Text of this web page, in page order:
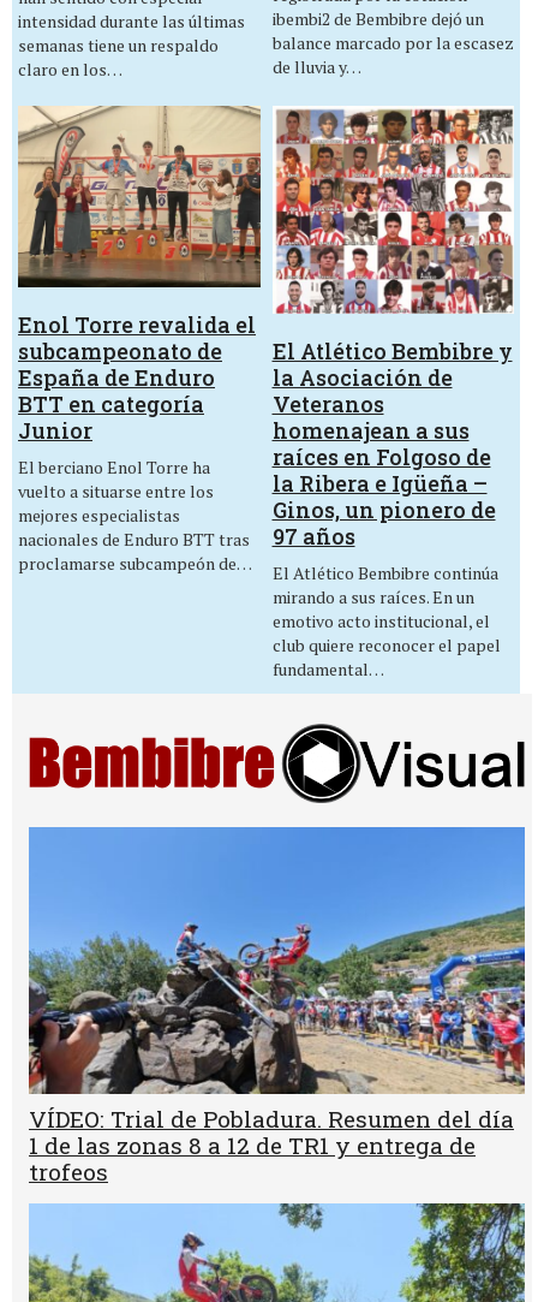
intensidad durante las últimas
semanas tiene un respaldo
claro en los…
ibembi2 de Bembibre dejó un
balance marcado por la escasez
de lluvia y…
Enol Torre revalida el
subcampeonato de
España de Enduro
BTT en categoría
Junior
El berciano Enol Torre ha
vuelto a situarse entre los
mejores especialistas
nacionales de Enduro BTT tras
proclamarse subcampeón de…
El Atlético Bembibre y
la Asociación de
Veteranos
homenajean a sus
raíces en Folgoso de
la Ribera e Igüeña –
Ginos, un pionero de
97 años
El Atlético Bembibre continúa
mirando a sus raíces. En un
emotivo acto institucional, el
club quiere reconocer el papel
fundamental…
VÍDEO: Trial de Pobladura. Resumen del día
1 de las zonas 8 a 12 de TR1 y entrega de
trofeos